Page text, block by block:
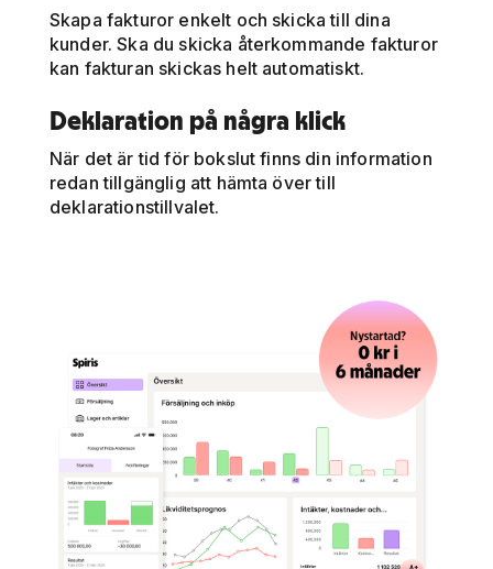
Skapa fakturor enkelt och skicka till dina
kunder. Ska du skicka återkommande fakturor
kan fakturan skickas helt automatiskt.
Deklaration på några klick
När det är tid för bokslut finns din information
redan tillgänglig att hämta över till
deklarationstillvalet.